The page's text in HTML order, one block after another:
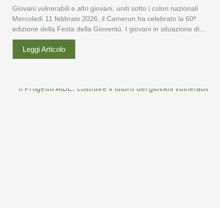
Giovani vulnerabili e altri giovani, uniti sotto i colori nazionali
Mercoledì 11 febbraio 2026, il Camerun ha celebrato la 60ª
edizione della Festa della Gioventù. I giovani in situazione di...
Leggi Articolo